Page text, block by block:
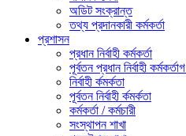
অডিট সংক্রান্ত
তথ্য প্রদানকারী কর্মকর্তা
প্রশাসন
প্রধান নির্বাহী কর্মকর্তা
পূর্বতন প্রধান নির্বাহী
নির্বাহী র্কমর্কতা
পূর্বতন নির্বাহী র্কমর্কতা
কর্মকর্তা / কর্মচারী
সংস্থাপন শাখা